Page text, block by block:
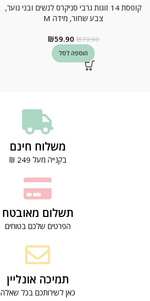
קופסת 14 זוגות גרבי סניקרס לנשים ובני נוער,
צבע שחור, מידה M
₪79.90
₪59.90
הוספה לסל
משלוח חינם
בקנייה מעל 249 ₪
תשלום מאובטח
הפרטים שלכם בטוחים
תמיכה אונליין
כאן לשירותכם בכל שאלה